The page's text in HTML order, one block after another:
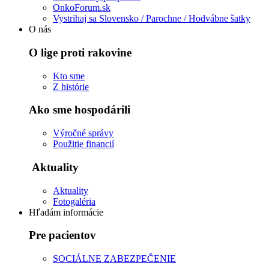
OnkoForum.sk
Vystrihaj sa Slovensko / Parochne / Hodvábne šatky
O nás
O lige proti rakovine
Kto sme
Z histórie
Ako sme hospodárili
Výročné správy
Použitie financií
Aktuality
Aktuality
Fotogaléria
Hľadám informácie
Pre pacientov
SOCIÁLNE ZABEZPEČENIE